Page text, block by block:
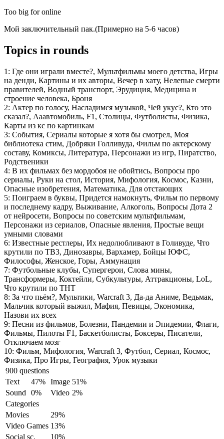
Too big for online
Мой заключительный пак.(Примерно на 5-6 часов)
Topics in rounds
1: Где они играли вместе?, Мультфильмы моего детства, Игры
на денди, Картины и их авторы, Вечер в хату, Нелепые смерти
правителей, Водный транспорт, Эрудиция, Медицина и
строение человека, Броня
2: Актер по голосу, Насладимся музыкой, Чей укус?, Кто это
сказал?, Ааавтомобиль, F1, Столицы, Футболисты, Физика,
Карты из кс по картинкам
3: События, Сериалы которые я хотя бы смотрел, Моя
библиотека стим, Добряки Голливуда, Фильм по актерскому
составу, Комиксы, Литература, Персонажи из игр, Пиратство,
Родственики
4: В их фильмах без мордобоя не обойтись, Вопросы про
сериалы, Руки на стол, История, Мифология, Космос, Казни,
Опасные изобретения, Математика, Для отстающих
5: Поиграем в буквы, Придется намокнуть, Фильм по первому
и последнему кадру, Выживание, Алкоголь, Вопросы Дота 2
от нейросети, Вопросы по советским мультфильмам,
Персонажи из сериалов, Опасные явления, Простые вещи
умными словами
6: Известные рестлеры, Их недолюбливают в Голивуде, Что
крутили по ТВ3, Динозавры, Вархамер, Бойцы ЮФС,
Философы, Женское, Горы, Аммунация
7: Футбольные клубы, Супергерои, Слова мины,
Трансформеры, Коктейли, Субкультуры, Аттракционы, LoL,
Что крутили по ТНТ
8: За что пьём?, Мультики, Warcraft 3, Да-да Аниме, Ведьмак,
Мальчик который выжил, Мафия, Певицы, Экономика,
Назови их всех
9: Песни из фильмов, Болезни, Пандемии и Эпидемии, Флаги,
Фильмы, Пилоты F1, Баскетболисты, Боксеры, Писатели,
Отключаем мозг
10: Фильм, Мифология, Warcraft 3, Футбол, Сериал, Космос,
Физика, Про Игры, География, Урок музыки
900 questions
Text
47% Image 51%
Sound
0% Video 2%
Categories
Movies
29%
Video Games 13%
Social sc.
10%